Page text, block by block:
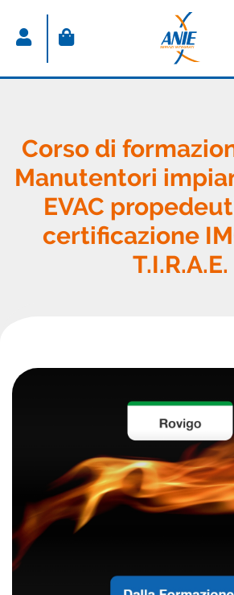
Password
Password dimenticata
Corso di
Manutentori
EVAC
certificazione
T.I.R.A.E.